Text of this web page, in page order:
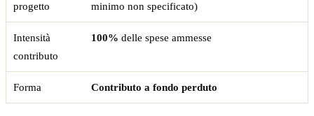
progetto
minimo non specificato)
Intensità
contributo
100% delle spese ammesse
Forma Contributo a fondo perduto